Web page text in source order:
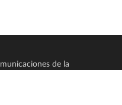
de la